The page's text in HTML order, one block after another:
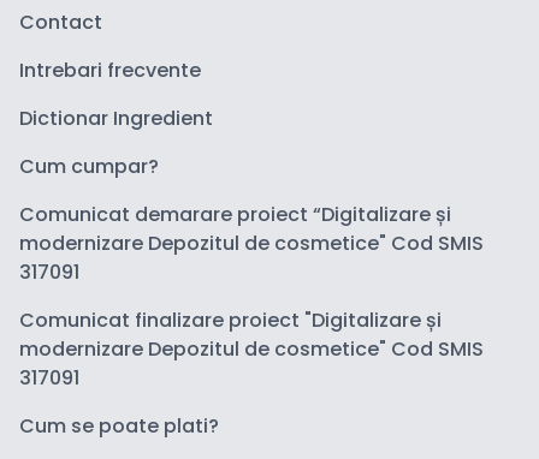
Contact
Intrebari frecvente
Dictionar Ingredient
Cum cumpar?
Comunicat demarare proiect “Digitalizare și
modernizare Depozitul de cosmetice" Cod SMIS
317091
Comunicat finalizare proiect "Digitalizare și
modernizare Depozitul de cosmetice" Cod SMIS
317091
Cum se poate plati?